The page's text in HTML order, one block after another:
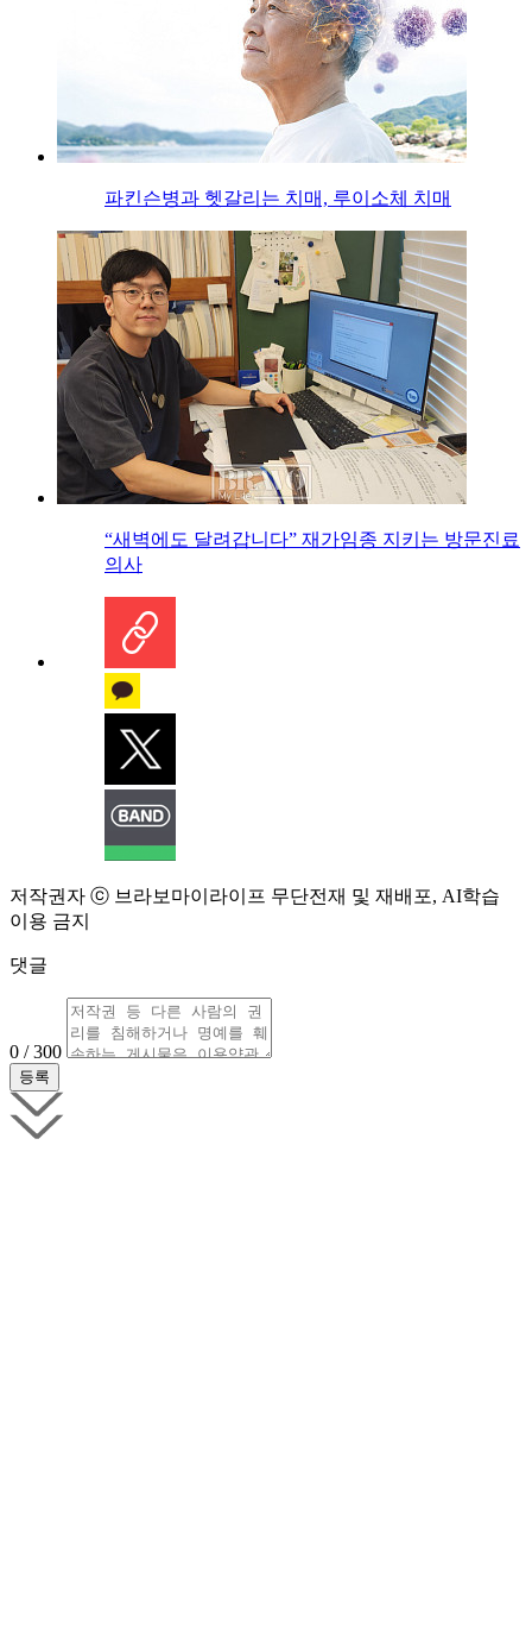
파킨슨병과 헷갈리는 치매, 루이소체 치매
“새벽에도 달려갑니다” 재가임종 지키는 방문진료
의사
저작권자 ⓒ 브라보마이라이프 무단전재 및 재배포, AI학습
이용 금지
댓글
0 / 300